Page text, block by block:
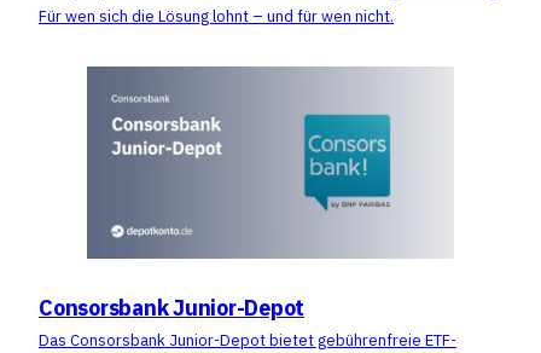
Für wen sich die Lösung lohnt – und für wen nicht.
Consorsbank Junior-Depot
Das Consorsbank Junior-Depot bietet gebührenfreie ETF-